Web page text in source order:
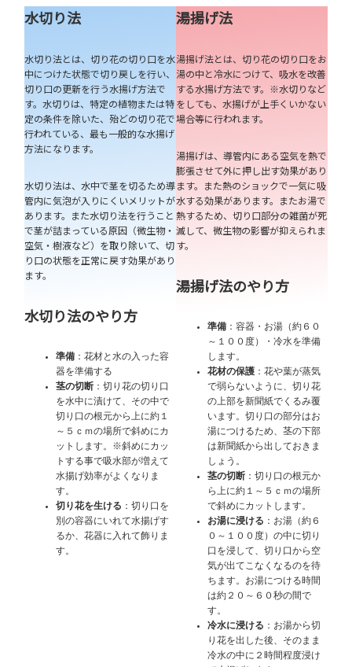
水切り法
水切り法とは、切り花の切り口を水
中につけた状態で切り戻しを行い、
切り口の更新を行う水揚げ方法で
す。水切りは、特定の植物または特
定の条件を除いた、殆どの切り花で
行われている、最も一般的な水揚げ
方法になります。
水切り法は、水中で茎を切るため導
管内に気泡が入りにくいメリットが
あります。また水切り法を行うこと
で茎が詰まっている原因（微生物・
空気・樹液など）を取り除いて、切
り口の状態を正常に戻す効果があり
ます。
水切り法のやり方
準備 ：花材と水の入った容
器を準備する
茎の切断 ：切り花の切り口
を水中に漬けて、その中で
切り口の根元から上に約１
～５ｃｍの場所で斜めにカ
ットします。※斜めにカッ
トする事で吸水部が増えて
水揚げ効率がよくなりま
す。
切り花を生ける ：切り口を
別の容器にいれて水揚げす
るか、花器に入れて飾りま
す。
湯揚げ法
湯揚げ法とは、切り花の切り口をお
湯の中と冷水につけて、吸水を改善
する水揚げ方法です。※水切りなど
をしても、水揚げが上手くいかない
場合等に行われます。
湯揚げは、導管内にある空気を熱で
膨張させて外に押し出す効果があり
ます。また熱のショックで一気に吸
水する効果があります。またお湯で
熱するため、切り口部分の雑菌が死
滅して、微生物の影響が抑えられま
す。
湯揚げ法のやり方
準備 ：容器・お湯（約６０
～１００度）・冷水を準備
します。
花材の保護 ：花や葉が蒸気
で弱らないように、切り花
の上部を新聞紙でくるみ覆
います。切り口の部分はお
湯につけるため、茎の下部
は新聞紙から出しておきま
しょう。
茎の切断 ：切り口の根元か
ら上に約１～５ｃｍの場所
で斜めにカットします。
お湯に浸ける ：お湯（約６
０～１００度）の中に切り
口を浸して、切り口から空
気が出てこなくなるのを待
ちます。お湯につける時間
は約２０～６０秒の間で
す。
冷水に浸ける ：お湯から切
り花を出した後、そのまま
冷水の中に２時間程度浸け